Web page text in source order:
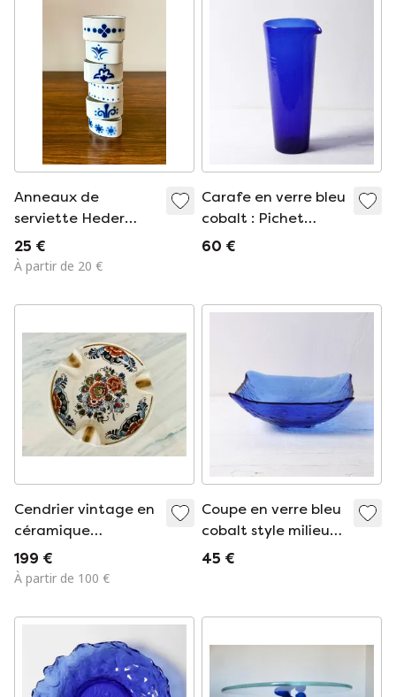
Anneaux de
serviette Heder
émaillés bleu Delft
vintage IKEA
25 €
À partir de 20 €
Carafe en verre bleu
cobalt : Pichet
italien vintage,
60 €
Cendrier vintage en
céramique
polychrome de
Delft, peint à la
Hollande n° 966
199 €
À partir de 100 €
Coupe en verre bleu
cobalt style milieu
du XXe siècle /
années 1970
45 €